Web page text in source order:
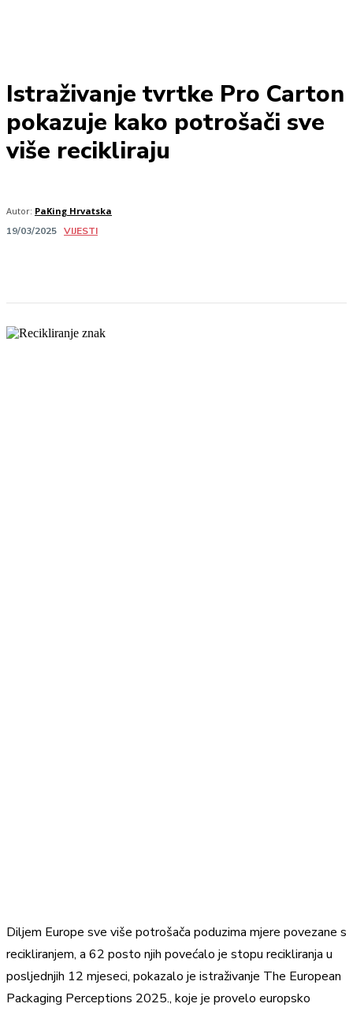
Istraživanje tvrtke Pro Carton
pokazuje kako potrošači sve
više recikliraju
Autor: PaKing Hrvatska
19/03/2025 VIJESTI
Diljem Europe sve više potrošača poduzima mjere povezane s
recikliranjem, a 62 posto njih povećalo je stopu recikliranja u
posljednjih 12 mjeseci, pokazalo je istraživanje The European
Packaging Perceptions 2025., koje je provelo europsko